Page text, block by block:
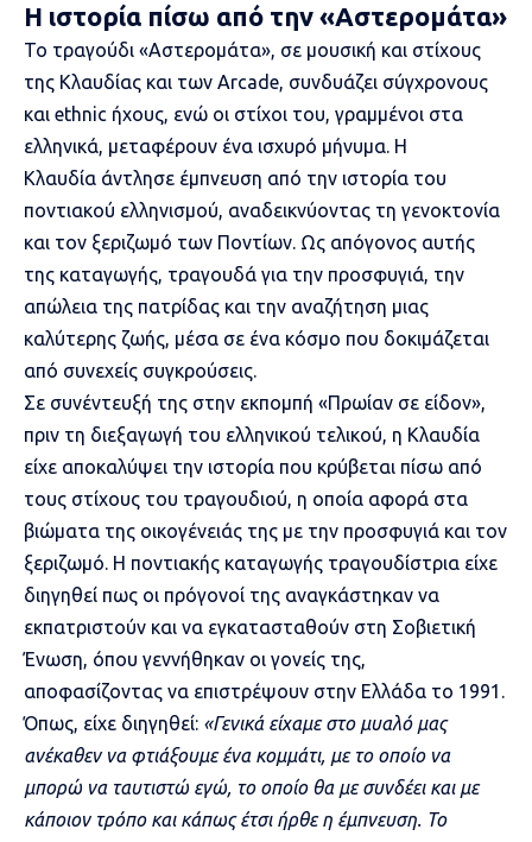
Η ιστορία πίσω από την «Αστερομάτα»
Το τραγούδι «Αστερομάτα», σε μουσική και στίχους
της Κλαυδίας και των Arcade, συνδυάζει σύγχρονους
και ethnic ήχους, ενώ οι στίχοι του, γραμμένοι στα
ελληνικά, μεταφέρουν ένα ισχυρό μήνυμα. Η
Κλαυδία άντλησε έμπνευση από την ιστορία του
ποντιακού ελληνισμού, αναδεικνύοντας τη γενοκτονία
και τον ξεριζωμό των Ποντίων. Ως απόγονος αυτής
της καταγωγής, τραγουδά για την προσφυγιά, την
απώλεια της πατρίδας και την αναζήτηση μιας
καλύτερης ζωής, μέσα σε ένα κόσμο που δοκιμάζεται
από συνεχείς συγκρούσεις.
Σε συνέντευξή της στην εκπομπή «Πρωίαν σε είδον»,
πριν τη διεξαγωγή του ελληνικού τελικού, η Κλαυδία
είχε αποκαλύψει την ιστορία που κρύβεται πίσω από
τους στίχους του τραγουδιού, η οποία αφορά στα
βιώματα της οικογένειάς της με την προσφυγιά και τον
ξεριζωμό. Η ποντιακής καταγωγής τραγουδίστρια είχε
διηγηθεί πως οι πρόγονοί της αναγκάστηκαν να
εκπατριστούν και να εγκατασταθούν στη Σοβιετική
Ένωση, όπου γεννήθηκαν οι γονείς της,
αποφασίζοντας να επιστρέψουν στην Ελλάδα το 1991.
Όπως, είχε διηγηθεί: «Γενικά είχαμε στο μυαλό μας
ανέκαθεν να φτιάξουμε ένα κομμάτι, με το οποίο να
μπορώ να ταυτιστώ εγώ, το οποίο θα με συνδέει και με
κάποιον τρόπο και κάπως έτσι ήρθε η έμπνευση. Το